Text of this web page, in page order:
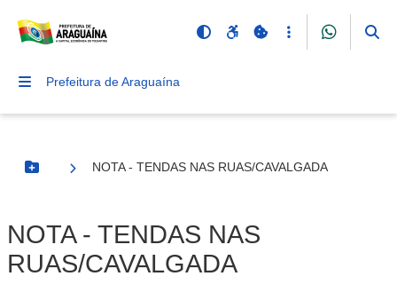
Prefeitura de Araguaína
Botão Menu
NOTA - TENDAS NAS RUAS/CAVALGADA
NOTA - TENDAS NAS
RUAS/CAVALGADA